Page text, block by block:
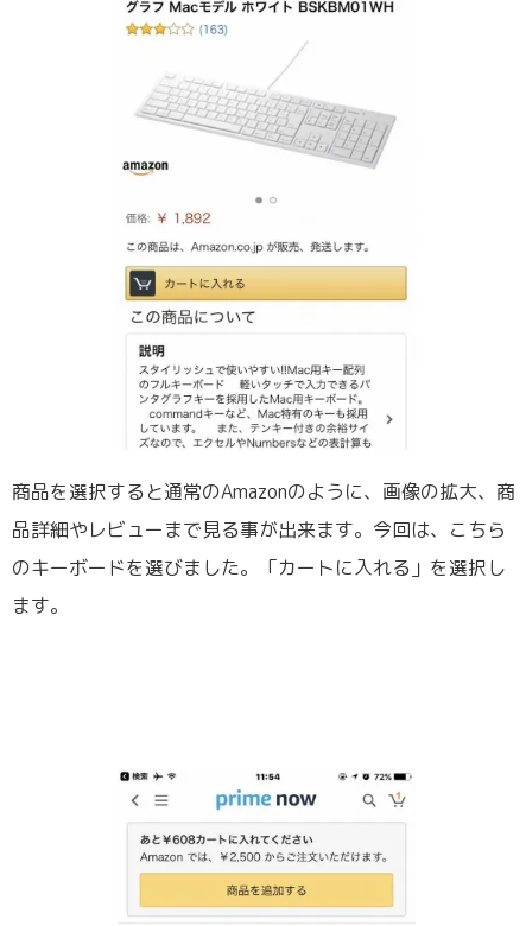
商品を選択すると通常のAmazonのように、画像の拡大、商
品詳細やレビューまで見る事が出来ます。今回は、こちら
のキーボードを選びました。「カートに入れる」を選択し
ます。